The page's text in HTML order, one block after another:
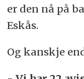
er den nå på
Eskås.
Og kanskje